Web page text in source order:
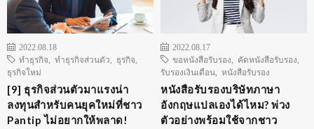
2022.08.18
ทำธุรกิจ
ทำธุรกิจส่วนตัว ธุรกิจ
ธุรกิจใหม่
[9] ธุรกิจส่วนตัวมาแรงน่า
ลงทุนสำหรับคนยุคใหม่ที่ชาว
Pantip ไม่อยากให้พลาด!
2022.08.17
ขอหนังสือรับรอง
คัดหนังสือรับรอง
รับรองเงินเดือน
หนังสือรับรอง
หนังสือรับรองบริษัทภาษา
อังกฤษแปลเองได้ไหม? พ่วง
ตัวอย่างพร้อมใช้จากชาว